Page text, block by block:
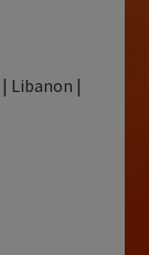
Libanon |